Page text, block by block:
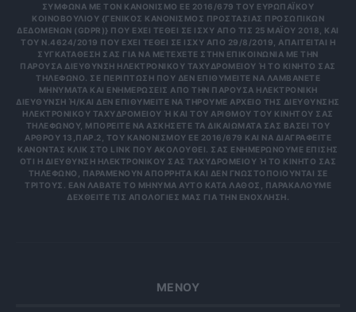
ΣΎΜΦΩΝΑ ΜΕ ΤΟΝ ΚΑΝΟΝΙΣΜΌ ΕΕ 2016/679 ΤΟΥ ΕΥΡΩΠΑΪΚΟΎ
ΚΟΙΝΟΒΟΥΛΊΟΥ {ΓΕΝΙΚΌΣ ΚΑΝΟΝΙΣΜΌΣ ΠΡΟΣΤΑΣΊΑΣ ΠΡΟΣΩΠΙΚΏΝ
ΔΕΔΟΜΈΝΩΝ (GDPR)} ΠΟΥ ΈΧΕΙ ΤΕΘΕΊ ΣΕ ΙΣΧΎ ΑΠΌ ΤΙΣ 25 ΜΑΪ́ΟΥ 2018, ΚΑΙ
ΤΟΥ Ν.4624/2019 ΠΟΥ ΈΧΕΙ ΤΕΘΕΊ ΣΕ ΙΣΧΎ ΑΠΌ 29/8/2019, ΑΠΑΙΤΕΊΤΑΙ Η
ΣΥΓΚΑΤΆΘΕΣΉ ΣΑΣ ΓΙΑ ΝΑ ΜΕΤΈΧΕΤΕ ΣΤΗΝ ΕΠΙΚΟΙΝΩΝΊΑ ΜΕ ΤΗΝ
ΠΑΡΟΎΣΑ ΔΙΕΎΘΥΝΣΗ ΗΛΕΚΤΡΟΝΙΚΟΎ ΤΑΧΥΔΡΟΜΕΊΟΥ Ή ΤΟ ΚΙΝΗΤΌ ΣΑΣ Τ
ΗΛΈΦΩΝΟ. ΣΕ ΠΕΡΊΠΤΩΣΗ ΠΟΥ ΔΕΝ ΕΠΙΘΥΜΕΊΤΕ ΝΑ ΛΑΜΒΆΝΕΤΕ Μ
ΗΝΎΜΑΤΑ ΚΑΙ ΕΝΗΜΕΡΏΣΕΙΣ ΑΠΌ ΤΗΝ ΠΑΡΟΎΣΑ ΗΛΕΚΤΡΟΝΙΚΉ Δ
ΙΕΎΘΥΝΣΗ Ή/ΚΑΙ ΔΕΝ ΕΠΙΘΥΜΕΊΤΕ ΝΑ ΤΗΡΟΎΜΕ ΑΡΧΕΊΟ ΤΗΣ ΔΙΕΎΘΥΝΣΗΣ ΗΛ
ΕΚΤΡΟΝΙΚΟΎ ΤΑΧΥΔΡΟΜΕΊΟΥ Ή ΚΑΙ ΤΟΥ ΑΡΙΘΜΟΎ ΤΟΥ ΚΙΝΗΤΟΎ ΣΑΣ ΤΗΛ
ΕΦΏΝΟΥ, ΜΠΟΡΕΊΤΕ ΝΑ ΑΣΚΉΣΕΤΕ ΤΑ ΔΙΚΑΙΏΜΑΤΆ ΣΑΣ ΒΆΣΕΙ ΤΟΥ ΆΡΘ
ΡΟΥ 13,ΠΑΡ.2, ΤΟΥ ΚΑΝΟΝΙΣΜΟΎ ΕΕ 2016/679 ΚΑΙ ΝΑ ΔΙΑΓΡΑΦΕΊΤΕ ΚΆΝ
ΟΝΤΑΣ ΚΛΙΚ ΣΤΟ LINK ΠΟΥ ΑΚΟΛΟΥΘΕΊ. ΣΑΣ ΕΝΗΜΕΡΏΝΟΥΜΕ ΕΠΊΣΗΣ ΌΤΙ
Η ΔΙΕΎΘΥΝΣΗ ΗΛΕΚΤΡΟΝΙΚΟΎ ΣΑΣ ΤΑΧΥΔΡΟΜΕΊΟΥ Ή ΤΟ ΚΙΝΗΤΌ ΣΑΣ ΤΗΛΈ
ΦΩΝΟ, ΠΑΡΑΜΈΝΟΥΝ ΑΠΌΡΡΗΤΑ ΚΑΙ ΔΕΝ ΓΝΩΣΤΟΠΟΙΟΎΝΤΑΙ ΣΕ ΤΡΊΤ
ΟΥΣ. ΕΆΝ ΛΆΒΑΤΕ ΤΟ ΜΉΝΥΜΑ ΑΥΤΌ ΚΑΤΆ ΛΆΘΟΣ, ΠΑΡΑΚΑΛΟΎΜΕ ΔΕΧΘ
ΕΊΤΕ ΤΙΣ ΑΠΟΛΟΓΊΕΣ ΜΑΣ ΓΙΑ ΤΗΝ ΕΝΌΧΛΗΣΗ.
ΜΕΝΟΥ